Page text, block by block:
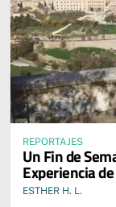
REPORTAJES
Un Fin de
Experiencia
ESTHER H. L.